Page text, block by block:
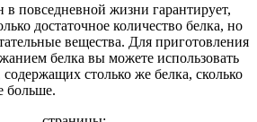
в повседневной жизни гарантирует,
достаточное количество белка, но
вещества. Для приготовления
белка вы можете использовать
столько же белка, сколько
больше.